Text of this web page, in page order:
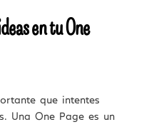
en tu One
que intentes
Una One Page es un